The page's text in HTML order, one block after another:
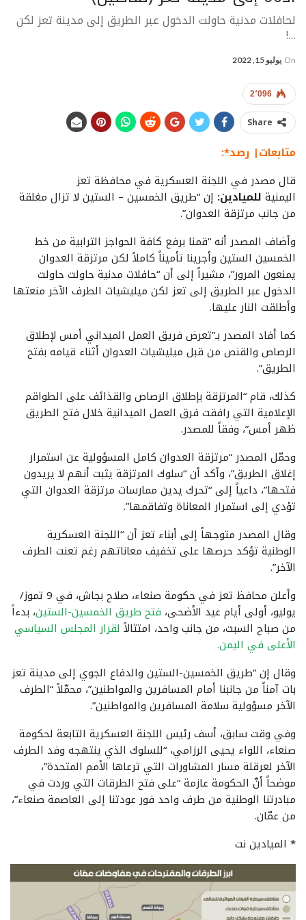
لحافلات مدنية حاولت الدخول عبر الطريق إلى مدينة تعز لكن
…!
On يوليو 15, 2022
2٬096
Share
متابعات| رصد*:
قال مصدر في اللجنة العسكرية في محافظة تعز
اليمنية للميادين: إن “طريق الخمسين – الستين لا تزال مغلقة
من جانب مرتزقة العدوان”.
وأضاف المصدر أنه “قمنا برفع كافة الحواجز الترابية من خط
الخمسين الستين وأجرينا تأميناً كاملاً لكن مرتزقة العدوان
يمنعون المرور”، مشيراً إلى أن “حافلات مدنية حاولت حاولت
الدخول عبر الطريق إلى تعز لكن ميليشيات الطرف الآخر منعتها
وأطلقت النار عليها.
كما أفاد المصدر بـ”تعرض فريق العمل الميداني أمس لإطلاق
الرصاص والقنص من قبل ميليشيات العدوان أثناء قيامه بفتح
الطريق”.
كذلك، قام “المرتزقة بإطلاق الرصاص والقذائف على الطواقم
الإعلامية التي رافقت فرق العمل الميدانية خلال فتح الطريق
ظهر أمس”، وفقاً للمصدر.
وحمّل المصدر “مرتزقة العدوان كامل المسؤولية عن استمرار
إغلاق الطريق”، وأكد أن “سلوك المرتزقة يثبت أنهم لا يريدون
فتحها”، داعياً إلى “تحرك يدين ممارسات مرتزقة العدوان التي
تؤدي إلى استمرار المعاناة وتفاقمها”.
وقال المصدر متوجهاً إلى أبناء تعز أن “اللجنة العسكرية
الوطنية تؤكد حرصها على تخفيف معاناتهم رغم تعنت الطرف
الآخر”.
وأعلن محافظ تعز في حكومة صنعاء، صلاح بجاش، في 9 تموز/
يوليو، أولى أيام عيد الأضحى، فتح طريق الخمسين-الستين، بدءاً
من صباح السبت، من جانب واحد، امتثالاً لقرار المجلس السياسي
الأعلى في اليمن.
وقال إن “طريق الخمسين-الستين والدفاع الجوي إلى مدينة تعز
بات آمناً من جانبنا أمام المسافرين والمواطنين”، محمّلاً “الطرف
الآخر مسؤولية سلامة المسافرين والمواطنين”.
وفي وقت سابق، أسف رئيس اللجنة العسكرية التابعة لحكومة
صنعاء، اللواء يحيى الرزامي، “للسلوك الذي ينتهجه وفد الطرف
الآخر لعرقلة مسار المشاورات التي ترعاها الأمم المتحدة”،
موضحاً أنّ الحكومة عازمة “على فتح الطرقات التي وردت في
مبادرتنا الوطنية من طرف واحد فور عودتنا إلى العاصمة صنعاء”،
من عمّان.
* الميادين نت